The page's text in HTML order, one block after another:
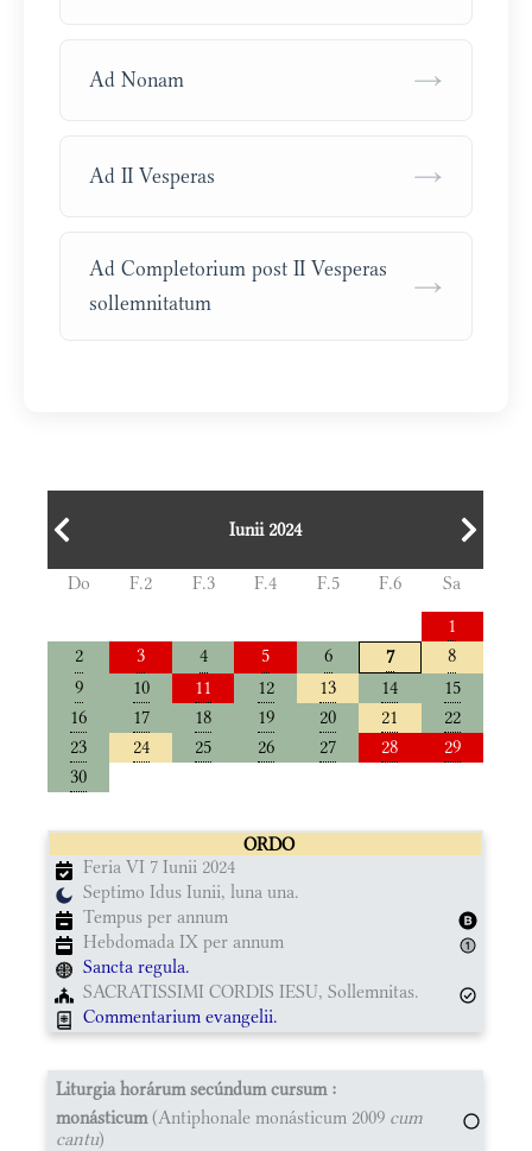
Ad Nonam →
Ad II Vesperas →
Ad Completorium post II Vesperas
sollemnitatum
→
Iunii 2024
Do F.2 F.3 F.4 F.5 F.6
Sa
1
2
3 4 5 6 7
8
9
10 11 12 13 14
15
16
17 18 19 20 21
22
23
24 25 26 27 28
29
30
ORDO
Feria VI 7 Iunii 2024
Septimo Idus Iunii, luna una.
Tempus per annum
Hebdomada IX per annum
Sancta regula.
SACRATISSIMI CORDIS IESU, Sollemnitas.
Commentarium evangelii.
Liturgia horárum secúndum cursum :
monásticum(Antiphonale monásticum 2009 cum
cantu)